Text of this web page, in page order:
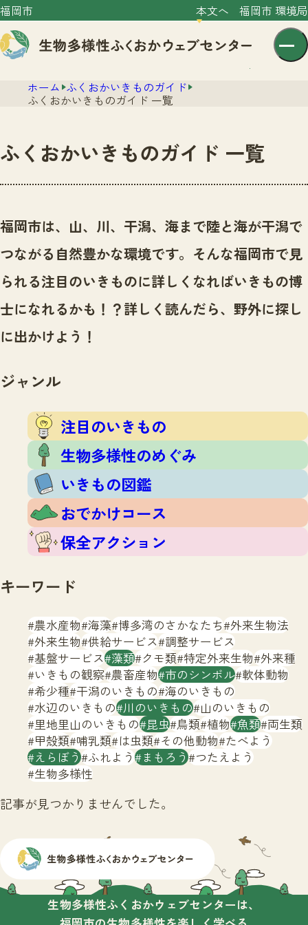
福岡市 本文へ 福岡市 環境局
センター紹介
センター紹介TOP
サイトポリシー
プライバシーポリシー
ニュースTOP
市の取組み
いきものガイド
いきものガイドTOP
注目のいきもの
生物多様性のめぐみ
保全アクション
イベント
いきもの調査隊
調査レポート
調査結果
ふくおかいきものマップ
マッチング
マッチングTOP
掲載申し込みフォーム
お問合せ
サイトマップ
ホーム ふくおかいきものガイド
ふくおかいきものガイド 一覧
ふくおかいきものガイド 一覧
福岡市は、山、川、干潟、海まで陸と海が干潟で
つながる自然豊かな環境です。 そんな福岡市で見
られる注目のいきものに詳しくなればいきもの博
士になれるかも！？詳しく読んだら、野外に探し
に出かけよう！
ジャンル
注目のいきもの
生物多様性のめぐみ
いきもの図鑑
おでかけコース
保全アクション
キーワード
農水産物 海藻 博多湾のさかなたち 外来生物法
外来生物 供給サービス 調整サービス
基盤サービス 藻類 クモ類 特定外来生物 外来種
いきもの観察 農畜産物 市のシンボル 軟体動物
希少種 干潟のいきもの 海のいきもの
水辺のいきもの 川のいきもの 山のいきもの
里地里山のいきもの 昆虫 鳥類 植物 魚類 両生類
甲殻類 哺乳類 は虫類 その他動物 たべよう
えらぼう ふれよう まもろう つたえよう
生物多様性
記事が見つかりませんでした。
生物多様性ふくおかウェブセンターは、